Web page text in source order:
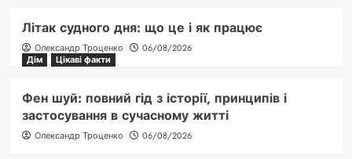
Літак судного дня: що це і як працює
Олександр Троценко
06/08/2026
Дім
Цікаві факти
Фен шуй: повний гід з історії, принципів і
застосування в сучасному житті
Олександр Троценко 06/08/2026